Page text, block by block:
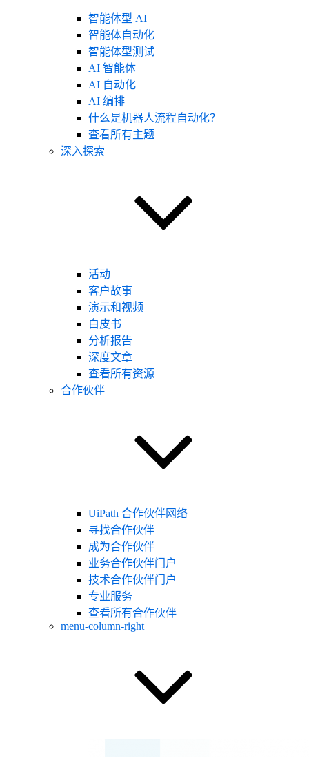
智能体型 AI
智能体自动化
智能体型测试
AI 智能体
AI 自动化
AI 编排
什么是机器人流程自动化？
查看所有主题
深入探索
活动
客户故事
演示和视频
白皮书
分析报告
深度文章
查看所有资源
合作伙伴
UiPath 合作伙伴网络
寻找合作伙伴
成为合作伙伴
业务合作伙伴门户
技术合作伙伴门户
专业服务
查看所有合作伙伴
menu-column-right